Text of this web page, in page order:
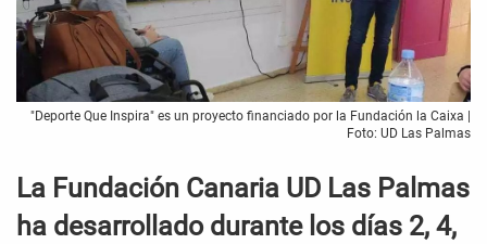
"Deporte Que Inspira" es un proyecto financiado por la Fundación la Caixa |
Foto: UD Las Palmas
La Fundación Canaria UD Las Palmas
ha desarrollado durante los días 2, 4,